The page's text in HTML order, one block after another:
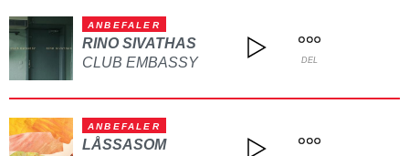
ANBEFALER
RINO SIVATHAS
CLUB EMBASSY
DEL
ANBEFALER
LÅSSASOM